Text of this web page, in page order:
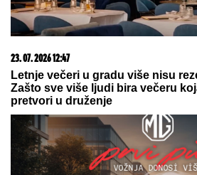
23. 07. 2026 12:47
Letnje večeri u gradu više nisu
Zašto sve više ljudi bira večeru
pretvori u druženje